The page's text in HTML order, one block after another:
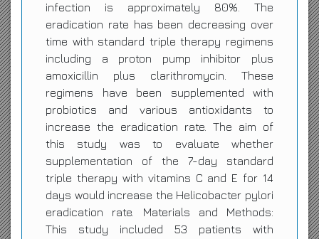
infection is approximately 80%. The
eradication rate has been decreasing over
time with standard triple therapy regimens
including a proton pump inhibitor plus
amoxicillin plus clarithromycin. These
regimens have been supplemented with
probiotics and various antioxidants to
increase the eradication rate. The aim of
this study was to evaluate whether
supplementation of the 7-day standard
triple therapy with vitamins C and E for 14
days would increase the Helicobacter pylori
eradication rate. Materials and Methods:
This study included 53 patients with